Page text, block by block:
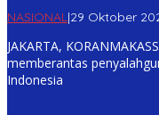
NASIONAL|29 Oktober
JAKARTA,
memberantas
Indonesia